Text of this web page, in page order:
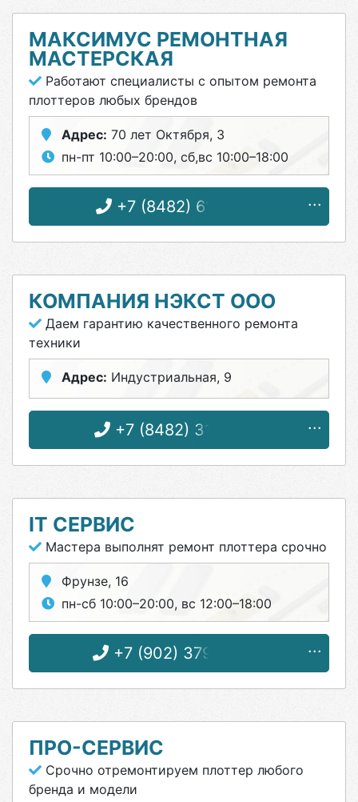
МАКСИМУС РЕМОНТНАЯ
МАСТЕРСКАЯ
Работают специалисты с опытом ремонта
плоттеров любых брендов
Адрес: 70 лет Октября, 3
пн-пт 10:00–20:00, сб,вс 10:00–18:00
+7 (8482) 61-21-66
КОМПАНИЯ НЭКСТ ООО
Даем гарантию качественного ремонта
техники
Адрес: Индустриальная, 9
+7 (8482) 31-37-78
IT СЕРВИС
Мастера выполнят ремонт плоттера срочно
Фрунзе, 16
пн-сб 10:00–20:00, вс 12:00–18:00
+7 (902) 379-79-04
ПРО-СЕРВИС
Срочно отремонтируем плоттер любого
бренда и модели